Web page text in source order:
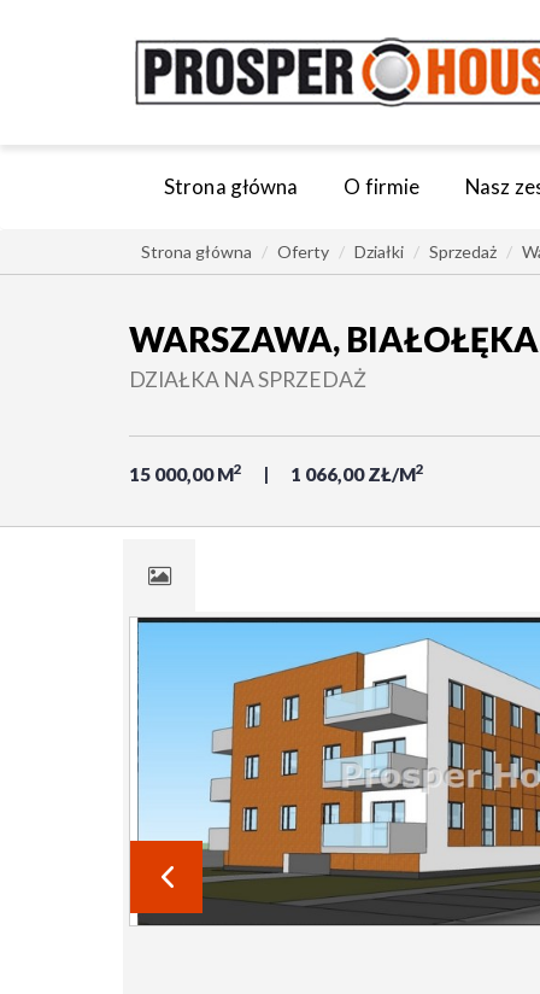
Strona główna O firmie Nasz
Strona główna Oferty Działki Sprzedaż
WARSZAWA,
DZIAŁKA NA SPRZEDAŻ
15 000,00 M2 1 066,00 ZŁ/M2